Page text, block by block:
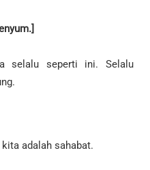
selalu seperti ini. Selalu
adalah sahabat.